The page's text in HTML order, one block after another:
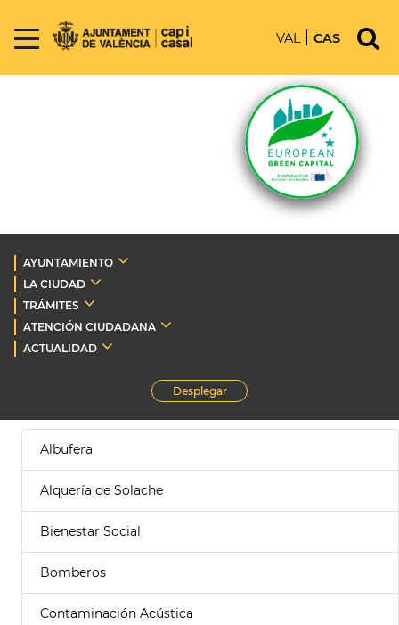
VAL CAS
AYUNTAMIENTO
LA CIUDAD
TRÁMITES
ATENCIÓN CIUDADANA
ACTUALIDAD
Desplegar
Albufera
Alquería de Solache
Bienestar Social
Bomberos
Contaminación Acústica